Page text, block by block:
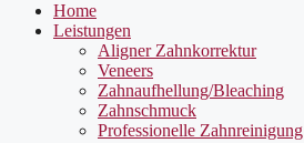
Home
Leistungen
Aligner Zahnkorrektur
Veneers
Zahnaufhellung/Bleaching
Zahnschmuck
Professionelle Zahnreinigung